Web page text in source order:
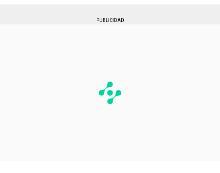
PUBLICIDAD